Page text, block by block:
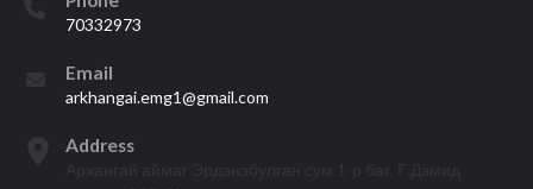
70332973
Email
arkhangai.emg1@gmail.com
Address